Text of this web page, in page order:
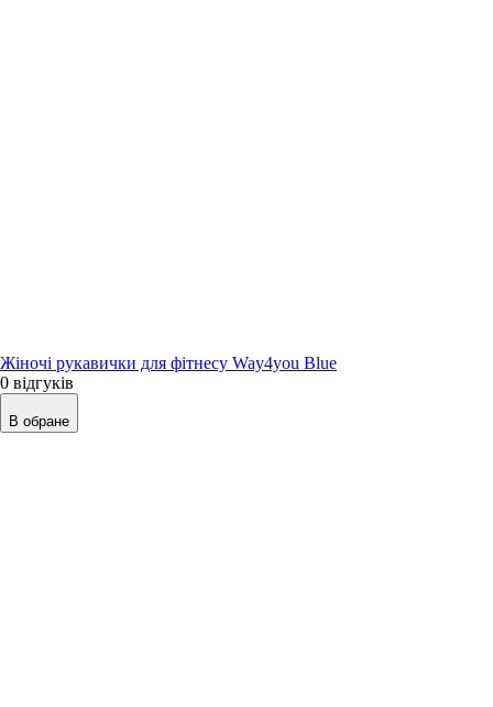
Жіночі рукавички для фітнесу Way4you Blue
0 відгуків
В обране